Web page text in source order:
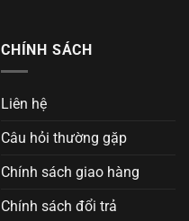
CHÍNH SÁCH
Liên hệ
Câu hỏi thường gặp
Chính sách giao hàng
Chính sách đổi trả